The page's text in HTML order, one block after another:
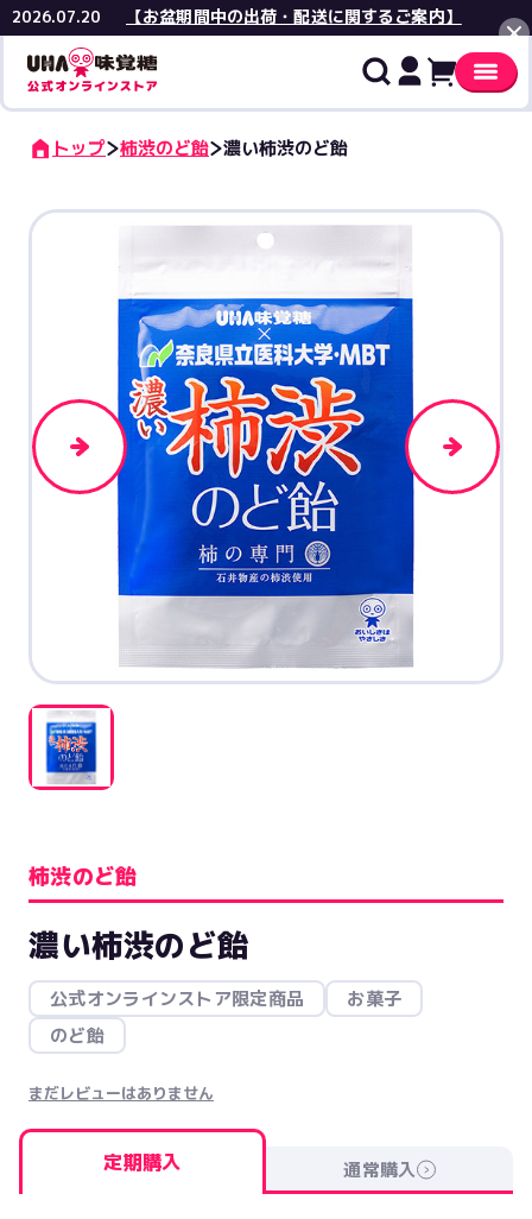
2026.07.20 【お盆期間中の出荷・配送に関するご案内】
閉じる
トップ 柿渋のど飴 濃い柿渋のど飴
柿渋のど飴
濃い柿渋のど飴
公式オンラインストア限定商品
お菓子
のど飴
まだレビューはありません
定期購入 通常購入